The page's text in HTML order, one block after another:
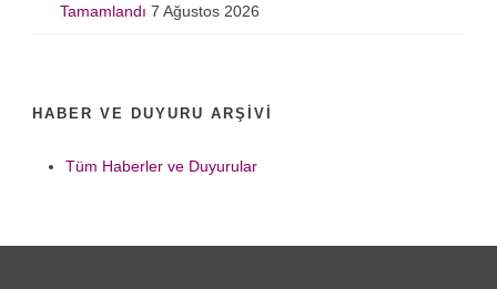
Tamamlandı 7 Ağustos 2026
HABER VE DUYURU ARŞIVI
Tüm Haberler ve Duyurular